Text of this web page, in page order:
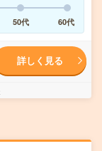
50代 60代
詳しく見る